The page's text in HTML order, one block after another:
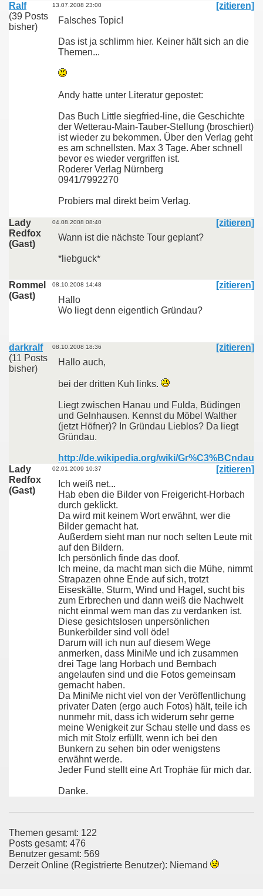
Ralf
(39 Posts
bisher)
13.07.2008 23:00
[zitieren]
Falsches Topic!
Das ist ja schlimm hier. Keiner hält sich an die
Themen...
Andy hatte unter Literatur gepostet:
Das Buch Little siegfried-line, die Geschichte
der Wetterau-Main-Tauber-Stellung (broschiert)
ist wieder zu bekommen. Über den Verlag geht
es am schnellsten. Max 3 Tage. Aber schnell
bevor es wieder vergriffen ist.
Roderer Verlag Nürnberg
0941/7992270
Probiers mal direkt beim Verlag.
Lady
Redfox
(Gast)
04.08.2008 08:40
[zitieren]
Wann ist die nächste Tour geplant?
*liebguck*
Rommel
(Gast)
08.10.2008 14:48
[zitieren]
Hallo
Wo liegt denn eigentlich Gründau?
darkralf
(11 Posts
bisher)
08.10.2008 18:36
[zitieren]
Hallo auch,
bei der dritten Kuh links.
Liegt zwischen Hanau und Fulda, Büdingen
und Gelnhausen. Kennst du Möbel Walther
(jetzt Höfner)? In Gründau Lieblos? Da liegt
Gründau.
http://de.wikipedia.org/wiki/Gr%C3%BCndau
Lady
Redfox
(Gast)
02.01.2009 10:37
[zitieren]
Ich weiß net...
Hab eben die Bilder von Freigericht-Horbach
durch geklickt.
Da wird mit keinem Wort erwähnt, wer die
Bilder gemacht hat.
Außerdem sieht man nur noch selten Leute mit
auf den Bildern.
Ich persönlich finde das doof.
Ich meine, da macht man sich die Mühe, nimmt
Strapazen ohne Ende auf sich, trotzt
Eiseskälte, Sturm, Wind und Hagel, sucht bis
zum Erbrechen und dann weiß die Nachwelt
nicht einmal wem man das zu verdanken ist.
Diese gesichtslosen unpersönlichen
Bunkerbilder sind voll öde!
Darum will ich nun auf diesem Wege
anmerken, dass MiniMe und ich zusammen
drei Tage lang Horbach und Bernbach
angelaufen sind und die Fotos gemeinsam
gemacht haben.
Da MiniMe nicht viel von der Veröffentlichung
privater Daten (ergo auch Fotos) hält, teile ich
nunmehr mit, dass ich widerum sehr gerne
meine Wenigkeit zur Schau stelle und dass es
mich mit Stolz erfüllt, wenn ich bei den
Bunkern zu sehen bin oder wenigstens
erwähnt werde.
Jeder Fund stellt eine Art Trophäe für mich dar.
Danke.
Themen gesamt: 122
Posts gesamt: 476
Benutzer gesamt: 569
Derzeit Online (Registrierte Benutzer): Niemand